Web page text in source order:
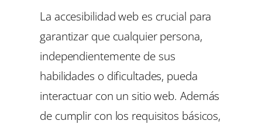
La accesibilidad web es crucial para
garantizar que cualquier persona,
independientemente de sus
habilidades o dificultades, pueda
interactuar con un sitio web. Además
de cumplir con los requisitos básicos,